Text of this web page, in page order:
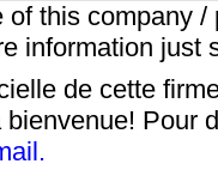
of this company
information just
de cette
Pour